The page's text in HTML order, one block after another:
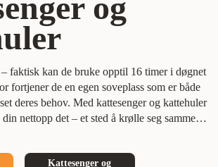
faktisk kan de bruke opptil 16 timer i døgnet
fortjener de en egen soveplass som er både
deres behov. Med kattesenger og kattehuler
nettopp det – et sted å krølle seg sammen,
tilbake og føle seg trygg, mens en
Kattesenger og